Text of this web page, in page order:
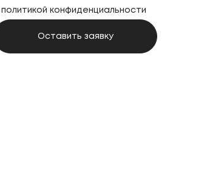
политикой конфиденциальности